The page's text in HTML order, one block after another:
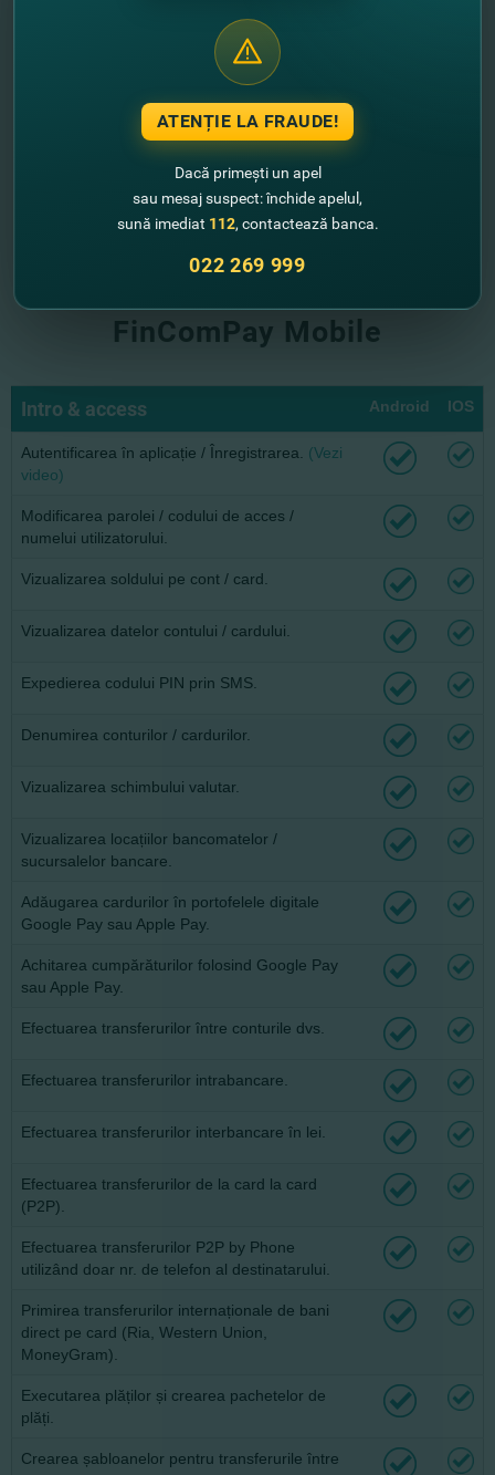
Ce operațiuni sunt disponibile în
FinComPay Mobile
Intro & access Android IOS
Autentificarea în aplicație / Înregistrarea.
(Vezi
video)
Modificarea parolei / codului de acces /
numelui utilizatorului.
Vizualizarea soldului pe cont / card.
Vizualizarea datelor contului / cardului.
Expedierea codului PIN prin SMS.
Denumirea conturilor / cardurilor.
Vizualizarea schimbului valutar.
Vizualizarea locațiilor bancomatelor /
sucursalelor bancare.
Adăugarea cardurilor în portofelele digitale
Google Pay sau Apple Pay.
Achitarea cumpărăturilor folosind Google Pay
sau Apple Pay.
Efectuarea transferurilor între conturile dvs.
Efectuarea transferurilor intrabancare.
Efectuarea transferurilor interbancare în lei.
Efectuarea transferurilor de la card la card
(P2P).
Efectuarea transferurilor P2P by Phone
utilizând doar nr. de telefon al destinatarului.
Primirea transferurilor internaționale de bani
direct pe card (Ria, Western Union,
MoneyGram).
Executarea plăților și crearea pachetelor de
plăți.
Crearea șabloanelor pentru transferurile între
ATENȚIE LA FRAUDE!
Dacă primești un apel
sau mesaj suspect: închide apelul,
sună imediat 112, contactează banca.
022 269 999